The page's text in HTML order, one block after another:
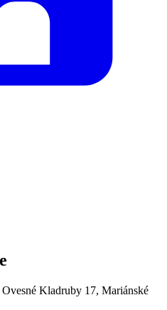
Ovesné Kladruby 17, Mariánské